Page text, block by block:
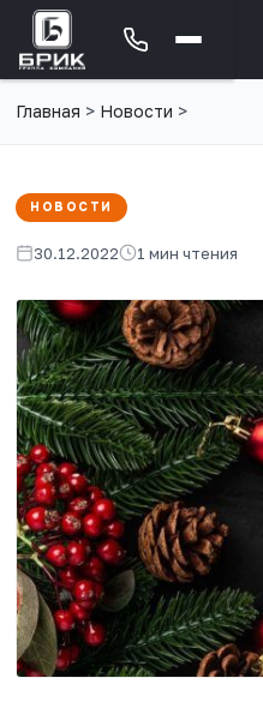
Главная > Новости >
НОВОСТИ
30.12.2022 1 мин чтения